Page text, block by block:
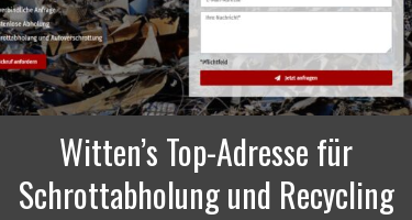
Witten’s Top-Adresse für
Schrottabholung und Recycling